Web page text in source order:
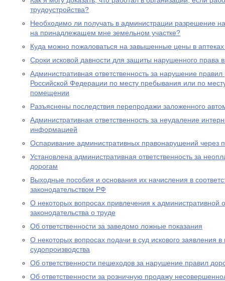
трудоустройства?
Необходимо ли получать в администрации разрешение
на принадлежащем мне земельном участке?
Куда можно пожаловаться на завышенные цены в
Сроки исковой давности для защиты нарушенного права
Административная ответственность за нарушение
Российской Федерации по месту пребывания или по
помещении
Разъяснены последствия перепродажи заложенного
Административная ответственность за неудаление
информацией
Оспаривание административных правонарушений через
Установлена административная ответственность за
дорогам
Выходные пособия и основания их начисления в
законодательством РФ
О некоторых вопросах привлечения к административной
законодательства о труде
Об ответственности за заведомо ложные показания
О некоторых вопросах подачи в суд искового заявления в
судопроизводства
Об ответственности пешеходов за нарушение правил
Об ответственности за розничную продажу